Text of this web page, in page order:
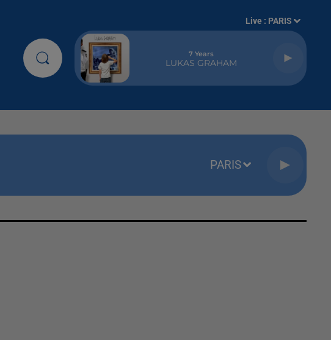
Live : PARIS
7 Years
LUKAS GRAHAM
PARIS